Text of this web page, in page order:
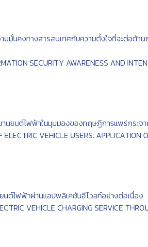
มั่นคงทางสารสนเทศกับความตั้งใจที่จะต่อต้าน
SECURITY AWARENESS AND
านยนต์ไฟฟ้าในมุมมองของทฤษฎีการแพร่กระจ
VEHICLE USERS: APPLICATION
นต์ไฟฟ้าผ่านแอปพลิเคชันอีโวลท์อย่างต่อเนื่อง
VEHICLE CHARGING SERVICE